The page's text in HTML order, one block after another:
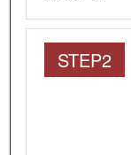
STEP2